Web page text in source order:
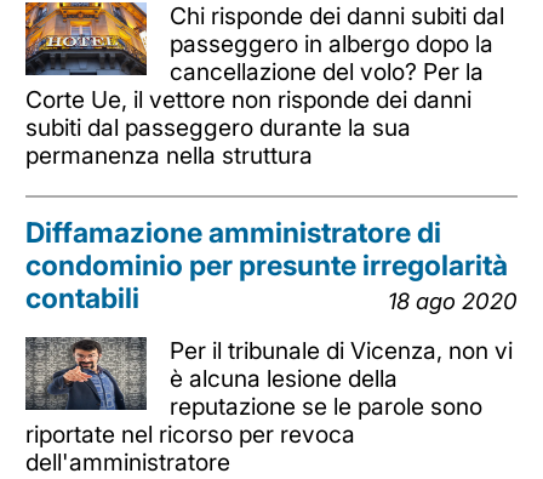
Chi risponde dei danni subiti dal
passeggero in albergo dopo la
cancellazione del volo? Per la
Corte Ue, il vettore non risponde dei danni
subiti dal passeggero durante la sua
permanenza nella struttura
Diffamazione amministratore di
condominio per presunte irregolarità
contabili
18 ago 2020
Per il tribunale di Vicenza, non vi
è alcuna lesione della
reputazione se le parole sono
riportate nel ricorso per revoca
dell'amministratore